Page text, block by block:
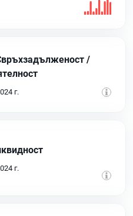
/
г.
г.